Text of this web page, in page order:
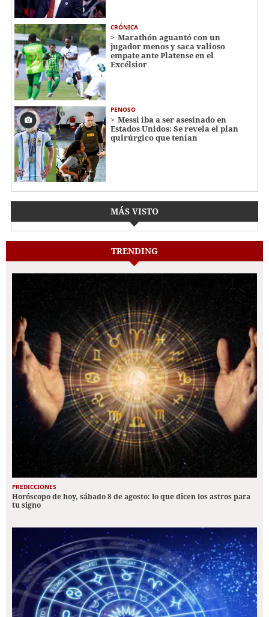
CRÓNICA
Marathón aguantó con un
jugador menos y saca valioso
empate ante Platense en el
Excélsior
PENOSO
Messi iba a ser asesinado en
Estados Unidos: Se revela el plan
quirúrgico que tenían
MÁS VISTO
TRENDING
PREDICCIONES
Horóscopo de hoy, sábado 8 de agosto: lo que dicen los astros para
tu signo